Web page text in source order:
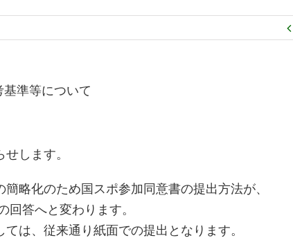
基準等について
します。
略化のため国スポ参加同意書の提出方法が、
回答へと変わります。
は、従来通り紙面での提出となります。